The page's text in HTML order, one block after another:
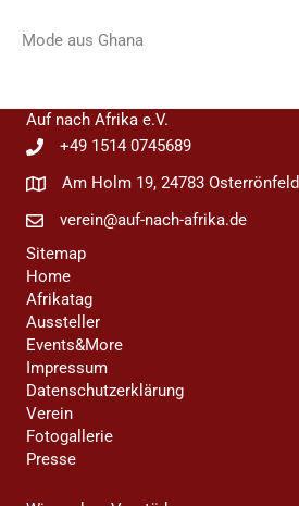
Mode aus Ghana
Auf nach Afrika e.V.
+49 1514 0745689
Am Holm 19, 24783 Osterrönfeld
verein@auf-nach-afrika.de
Sitemap
Home
Afrikatag
Aussteller
Events&More
Impressum
Datenschutzerklärung
Verein
Fotogallerie
Presse